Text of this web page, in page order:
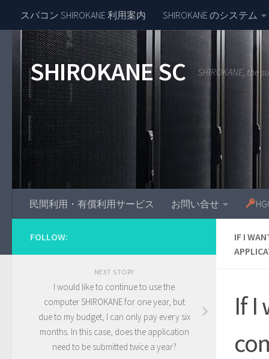
Skip to content
スパコン SHIROKANE 利用案内 SHIROKANE のシステム
SHIROKANE SC SHIROKANE, the
民間利用・有償利用サービス お問い合せ
IF I
If I
FOLLOW:
NEXT STORY
I would like to continue to use the
computer SHIROKANE for one year, but
due to my budget, I can only pay every six
months. In this case, does the application
need to be submitted twice a year?